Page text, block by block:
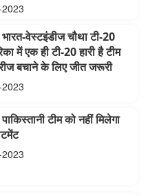
भारत-वेस्टइंडीज चौथा टी-20
में एक ही टी-20 हारी है टीम
बचाने के लिए जीत जरूरी
पाकिस्तानी टीम को नहीं मिलेगा